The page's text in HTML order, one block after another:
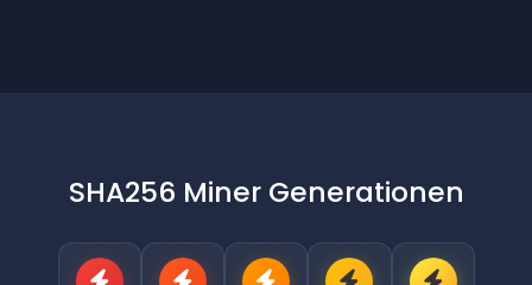
SHA256 Miner Generationen